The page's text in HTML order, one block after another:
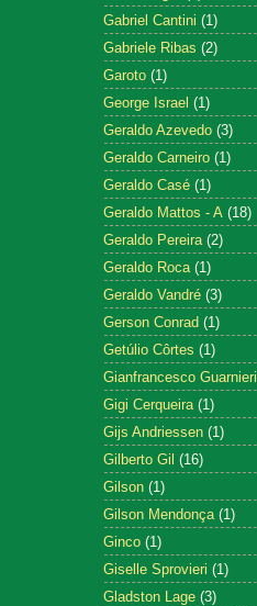
Gabriel Cantini (1)
Gabriele Ribas (2)
Garoto (1)
George Israel (1)
Geraldo Azevedo (3)
Geraldo Carneiro (1)
Geraldo Casé (1)
Geraldo Mattos - A (18)
Geraldo Pereira (2)
Geraldo Roca (1)
Geraldo Vandré (3)
Gerson Conrad (1)
Getúlio Côrtes (1)
Gianfrancesco Guarnieri
Gigi Cerqueira (1)
Gijs Andriessen (1)
Gilberto Gil (16)
Gilson (1)
Gilson Mendonça (1)
Ginco (1)
Giselle Sprovieri (1)
Gladston Lage (3)